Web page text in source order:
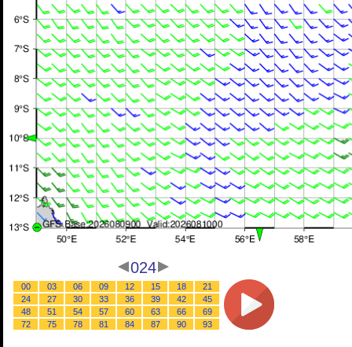
024
00 03 06 09 12 15 18
21
24
27 30 33 36 39 42
45
48
51 54 57 60 63 66
69
72
75 78 81 84 87 90 93